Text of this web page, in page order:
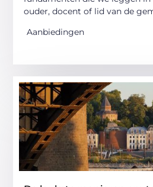
ouder, docent of lid van de
Aanbiedingen